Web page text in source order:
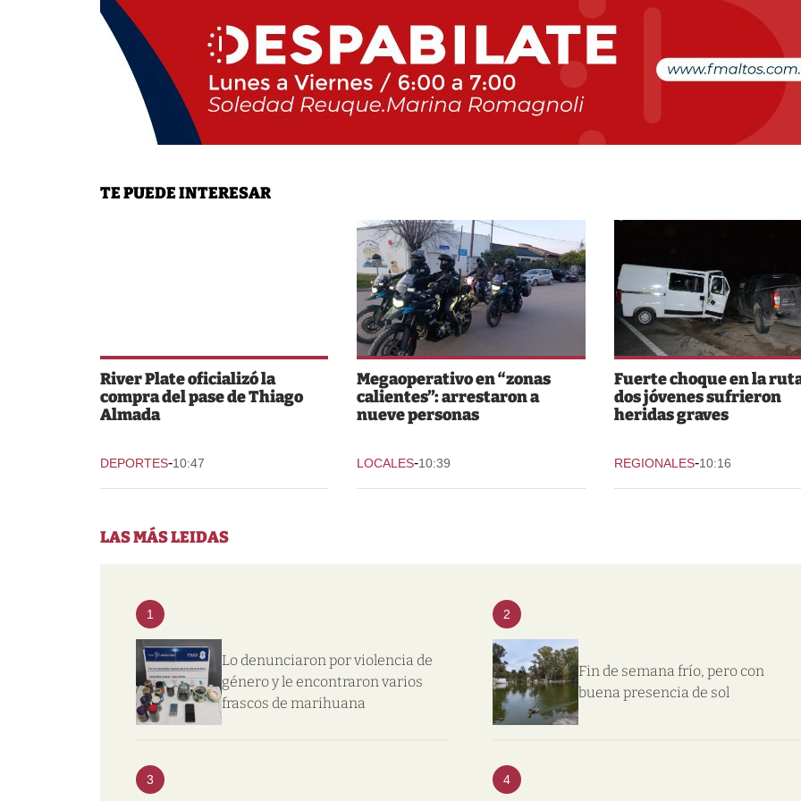
TE PUEDE INTERESAR
River Plate oficializó la
compra del pase de Thiago
Almada
DEPORTES-10:47
Megaoperativo en “zonas
calientes”: arrestaron a
nueve personas
LOCALES-10:39
Fuerte choque en la
dos jóvenes sufrieron
heridas graves
REGIONALES-10:16
LAS MÁS LEIDAS
1
Lo denunciaron por violencia de
género y le encontraron varios
frascos de marihuana
2
Fin de semana frío, pero con
buena presencia de sol
3 4